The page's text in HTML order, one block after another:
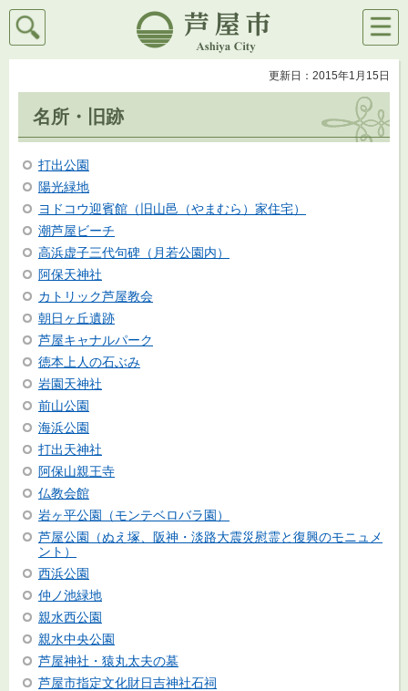
芦屋市
検索
メニ
ュー
更新日：2015年1月15日
名所・旧跡
打出公園
陽光緑地
ヨドコウ迎賓館（旧山邑（やまむら）家住宅）
潮芦屋ビーチ
高浜虚子三代句碑（月若公園内）
阿保天神社
カトリック芦屋教会
朝日ヶ丘遺跡
芦屋キャナルパーク
徳本上人の石ぶみ
岩園天神社
前山公園
海浜公園
打出天神社
阿保山親王寺
仏教会館
岩ヶ平公園（モンテベロバラ園）
芦屋公園（ぬえ塚、阪神・淡路大震災慰霊と復興のモニュメ
ント）
西浜公園
仲ノ池緑地
親水西公園
親水中央公園
芦屋神社・猿丸太夫の墓
芦屋市指定文化財日吉神社石祠